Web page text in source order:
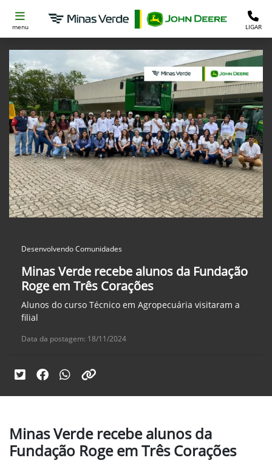
menu LIGAR
Desenvolvendo Comunidades
Minas Verde recebe alunos da Fundação
Roge em Três Corações
Alunos do curso Técnico em Agropecuária visitaram a
filial
Data da postagem: 18/11/2024
Minas Verde recebe alunos da
Fundação Roge em Três Corações